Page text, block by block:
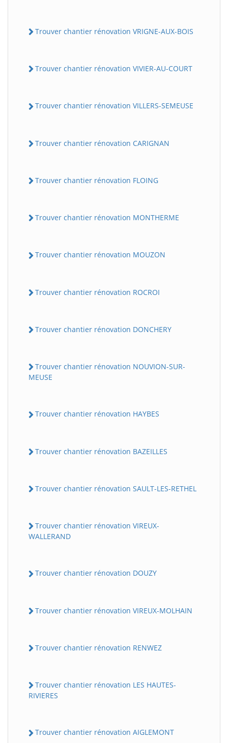
Trouver chantier rénovation VRIGNE-AUX-BOIS
Trouver chantier rénovation VIVIER-AU-COURT
Trouver chantier rénovation VILLERS-SEMEUSE
Trouver chantier rénovation CARIGNAN
Trouver chantier rénovation FLOING
Trouver chantier rénovation MONTHERME
Trouver chantier rénovation MOUZON
Trouver chantier rénovation ROCROI
Trouver chantier rénovation DONCHERY
Trouver chantier rénovation NOUVION-SUR-
MEUSE
Trouver chantier rénovation HAYBES
Trouver chantier rénovation BAZEILLES
Trouver chantier rénovation SAULT-LES-RETHEL
Trouver chantier rénovation VIREUX-
WALLERAND
Trouver chantier rénovation DOUZY
Trouver chantier rénovation VIREUX-MOLHAIN
Trouver chantier rénovation RENWEZ
Trouver chantier rénovation LES HAUTES-
RIVIERES
Trouver chantier rénovation AIGLEMONT